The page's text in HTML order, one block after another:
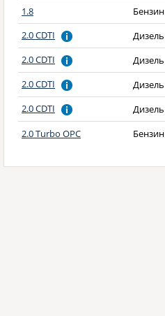
1.8
Бензин
2.0 CDTI
Дизель
2.0 CDTI
Дизель
2.0 CDTI
Дизель
2.0 CDTI
Дизель
2.0 Turbo OPC
Бензин